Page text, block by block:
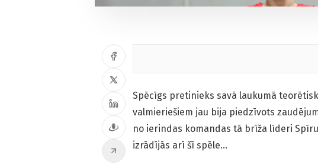
Spēcīgs pretinieks savā laukumā
valmieriešiem jau bija piedzīvots
no ierindas komandas tā brīža līderi
izrādījās arī šī spēle…